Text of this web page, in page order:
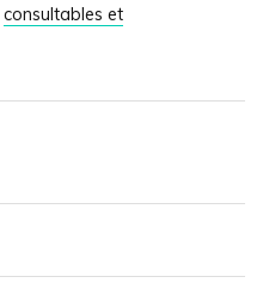
consultables et